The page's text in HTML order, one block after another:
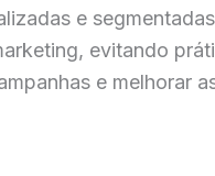
e
evitando
e melhorar